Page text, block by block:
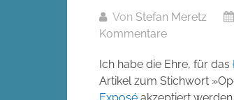
Von Stefan Meretz
Kommentare
Ich habe die Ehre, für das
Artikel zum Stichwort